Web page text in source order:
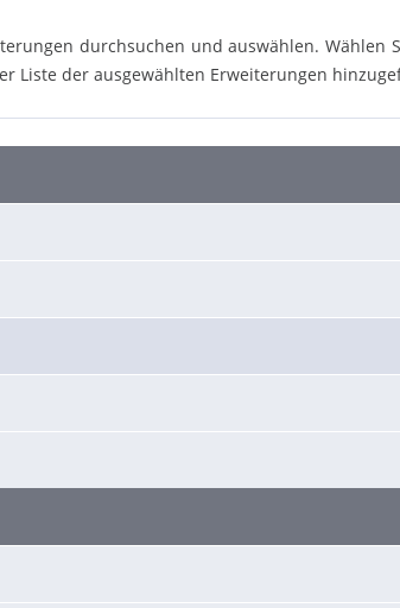
durchsuchen und auswählen. Wählen
Liste der ausgewählten Erweiterungen